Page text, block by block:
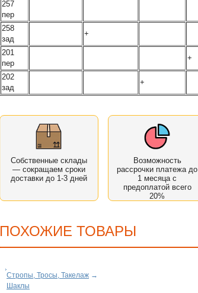
257
пер
258
зад
+
201
пер
+
202
зад
+
Собственные склады
— сокращаем сроки
доставки до 1-3 дней
Возможность
рассрочки платежа до
1 месяца с
предоплатой всего
20%
ПОХОЖИЕ ТОВАРЫ
Стропы, Тросы, Такелаж →
Шаклы